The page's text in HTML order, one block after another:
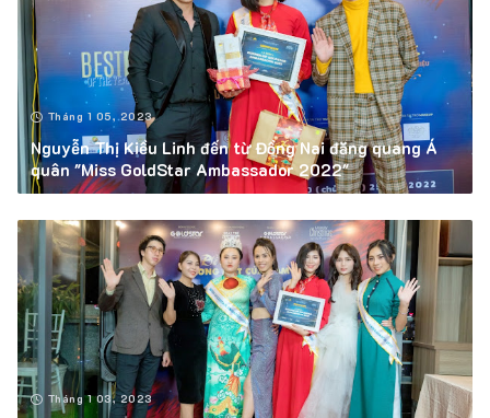
Tháng 1 05, 2023
Nguyễn Thị Kiều Linh đến từ Đồng Nai đăng quang Á
quân "Miss GoldStar Ambassador 2022"
Tháng 1 03, 2023